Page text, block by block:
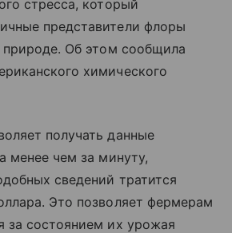
стресса, который
представители флоры
Об этом сообщила
химического
получать данные
менее чем за минуту,
сведений тратится
Это позволяет фермерам
за состоянием их урожая